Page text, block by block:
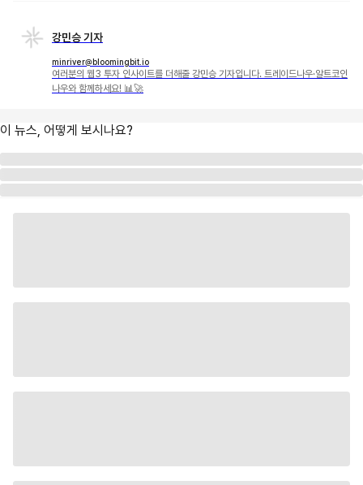
강민승 기자
minriver@bloomingbit.io
여러분의 웹3 투자 인사이트를 더해줄 강민승 기자입니다. 트레이드나우·알트코인
나우와 함께하세요! 📊🚀
이 뉴스, 어떻게 보시나요?